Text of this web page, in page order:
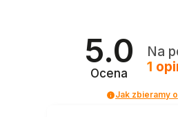
5.0
Ocena
Na
1
Jak zbieramy